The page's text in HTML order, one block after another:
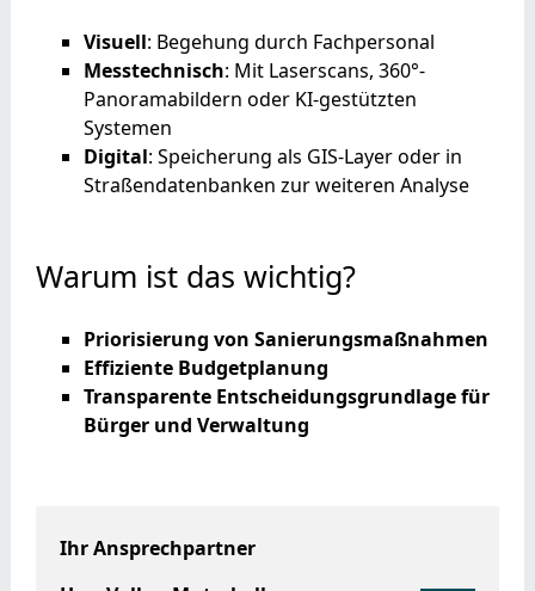
Ihr Ansprechpartner
Visuell: Begehung durch Fachpersonal
Messtechnisch: Mit Laserscans, 360°-
Panoramabildern oder KI-gestützten
Systemen
Digital: Speicherung als GIS-Layer oder in
Straßendatenbanken zur weiteren Analyse
Warum ist das wichtig?
Priorisierung von Sanierungsmaßnahmen
Effiziente Budgetplanung
Transparente Entscheidungsgrundlage für
Bürger und Verwaltung